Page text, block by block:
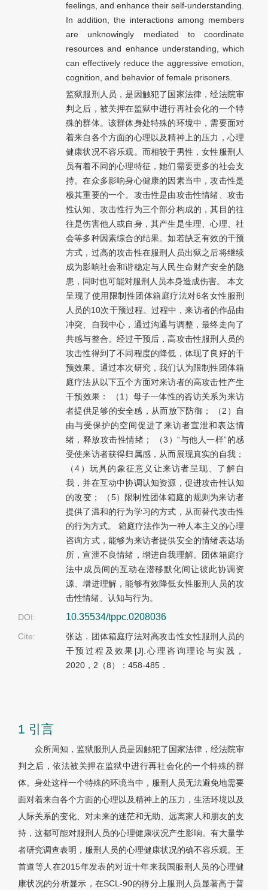
feelings, and enhance their self-understanding.
In addition, the interactions among members
are unknowingly mediated to coordinate
resources and enhance understanding, which
can effectively reduce the aggressive emotion,
cognition, and behavior of female prisoners.
监狱服刑人员，是因触犯了国家法律，经法院审
判之后，被关押在监狱中进行再社会化的一个特
殊的群体。该群体身处特殊的环境中，需要面对
着来自各个方面的心理以及精神上的压力，心理
健康状况不容乐观。而相较于男性，女性服刑人
员有着不同的心理特征，她们需要更多的社会支
持。在众多影响身心健康的因素当中，攻击性是
极其重要的一个。攻击性是由攻击性情绪、攻击
性认知、攻击性行为三个部分构成的，其目的往
往是伤害他人或自身，其产生是生理、心理、社
会等多种因素综合的结果。如若缺乏有效的干预
方式，过高的攻击性在服刑人员出狱之后将继续
成为影响社会和谐稳定与人民生命财产安全的隐
患，同时也可能对服刑人员本身造成伤害。 本文
呈现了使用限制性团体箱庭疗法对6名女性服刑
人员的10次干预过程。过程中，来访者的作品由
冲突、自我中心，通过沟通与调整，最终走向了
共感与整合。经过干预后，高攻击性服刑人员的
攻击性得到了不同程度的降低，体现了良好的干
预效果。通过本次研究，我们认为限制性团体箱
庭疗法从以下五个方面对来访者的高攻击性产生
干预效果： （1）母子一体性的咨访关系为来访
者提供足够的安全感，从而放下防御； （2）自
由与受保护的空间促进了来访者宣泄和表达情
绪，释放攻击性情绪； （3）“与他人一样”的感
受使来访者获得归属感，从而展现真实的自我；
（4）玩具的象征意义让来访者呈现、了解自
我，并在互动中协调认知资源，促进攻击性认知
的改变； （5）限制性团体箱庭的规则为来访者
提供了温和的行为学习的方式，从而替代攻击性
的行为方式。 箱庭疗法作为一种人本主义的心理
咨询方式，能够为来访者提供安全的情绪表达场
所，宣泄不良情绪，增进自我理解。团体箱庭疗
法中成员间的互动在潜移默化间让彼此协调资
源、增进理解，能够有效降低女性服刑人员的攻
击性情绪、认知与行为。
DOI:
10.35534/tppc.0208036
Cite:
张达．团体箱庭疗法对高攻击性女性服刑人员的
干预过程及效果[J].心理咨询理论与实践，
2020，2（8）：458-485．
1 引言
众所周知，监狱服刑人员是因触犯了国家法律，经法院审
判之后，依法被关押在监狱中进行再社会化的一个特殊的群
体。身处这样一个特殊的环境当中，服刑人员无法避免地需要
面对着来自各个方面的心理以及精神上的压力，生活环境以及
人际关系的变化、对未来的迷茫和无助、远离家人和朋友的支
持，这都可能对服刑人员的心理健康状况产生影响。有大量学
者研究调查表明，服刑人员的心理健康状况的确不容乐观。王
首道等人在2015年发表的对近十年来我国服刑人员的心理健
康状况的分析显示，在SCL-90的得分上服刑人员显著高于普